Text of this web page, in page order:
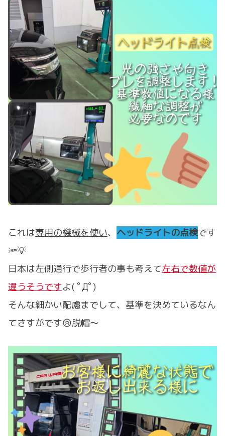
これは専用の機械を使い、 ヘッドライトの点検です
🔦💡
日本は左側通行で歩行者の事も考えて左右で数値が
違うそうですよ( ﾟДﾟ)
そんな細かい配慮までして、基準を決めているなん
てさすがです😢脱帽～